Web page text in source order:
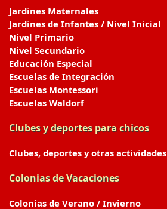
Jardines Maternales
Jardines de Infantes / Nivel Inicial
Nivel Primario
Nivel Secundario
Educación Especial
Escuelas de Integración
Escuelas Montessori
Escuelas Waldorf
Clubes y deportes para chicos
Clubes, deportes y otras actividades
Colonias de Vacaciones
Colonias de Verano / Invierno